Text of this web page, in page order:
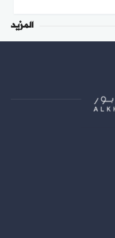
المزيد